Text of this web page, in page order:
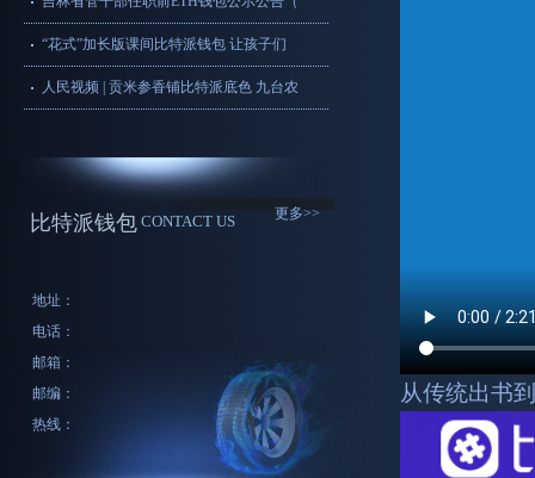
“花式”加长版课间比特派钱包 让孩子们
人民视频 | 贡米参香铺比特派底色 九台农
比特派钱包 CONTACT US 更多>>
地址：
电话：
邮箱：
邮编：
热线：
从传统出书